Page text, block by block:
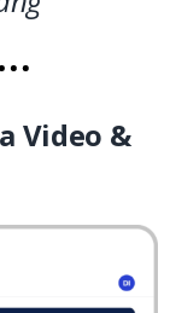
Video &